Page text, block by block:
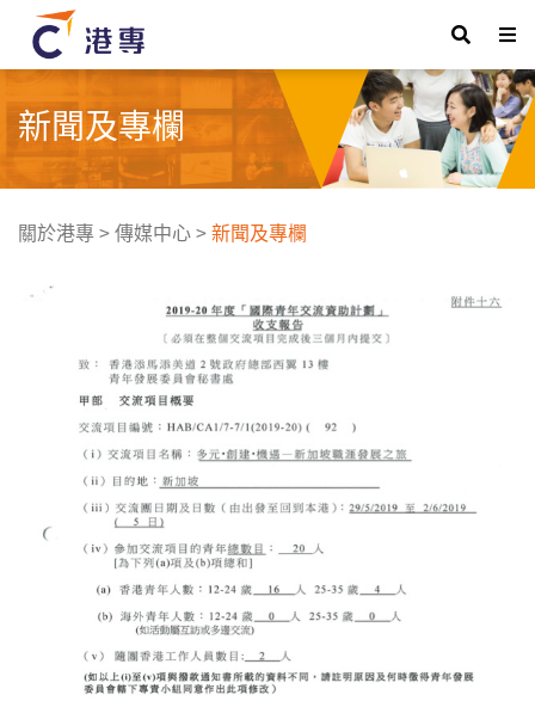
新聞及專欄
關於港專>傳媒中心>新聞及專欄